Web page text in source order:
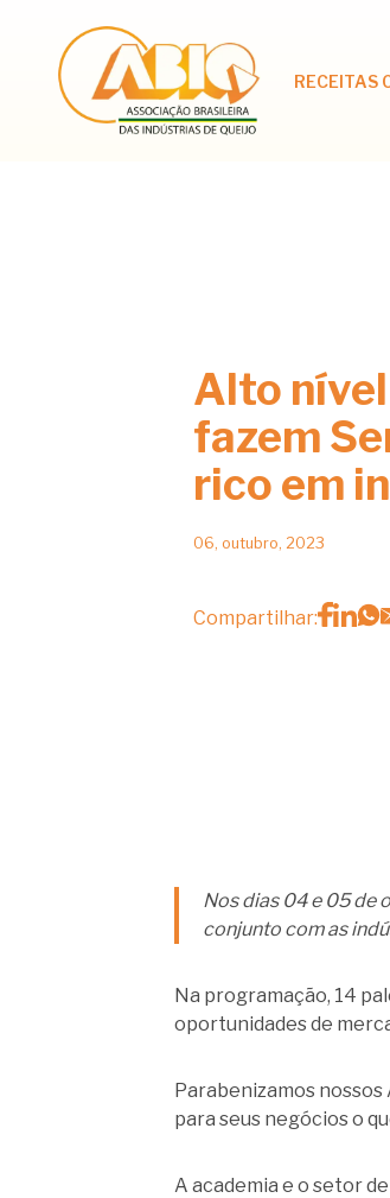
RECEITAS
Alto
fazem
rico em
06, outubro, 2023
Compartilhar:
Nos dias 04 e 05 de
conjunto com as
Na programação, 14
oportunidades de
Parabenizamos
para seus negócios o
A academia e o setor